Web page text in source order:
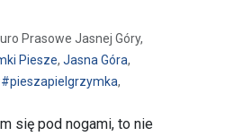
Prasowe Jasnej Góry,
Piesze, Jasna Góra,
,
się pod nogami, to nie